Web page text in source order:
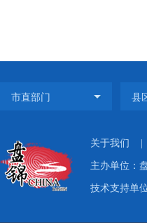
关于我们
主办单位
技术支持单